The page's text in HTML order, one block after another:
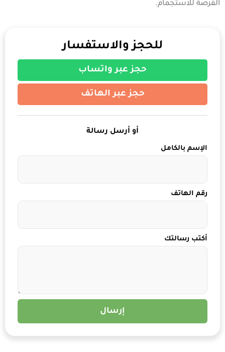
الفرصة للاستجمام.
للحجز والاستفسار
حجز عبر واتساب
حجز عبر الهاتف
أو أرسل رسالة
الإسم بالكامل
رقم الهاتف
أكتب رسالتك
إرسال